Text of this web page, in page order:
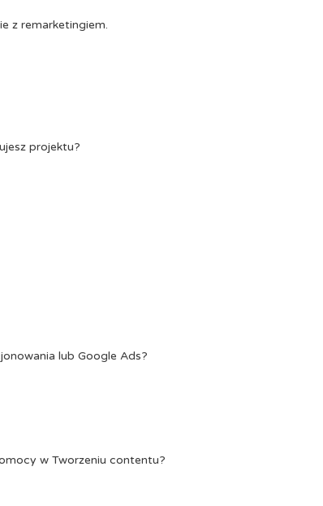
z remarketingiem.
projektu?
lub Google Ads?
w Tworzeniu contentu?